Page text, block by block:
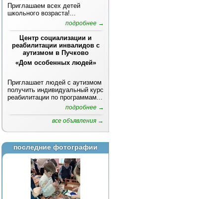
Приглашаем всех детей
школьного возраста!...
подробнее →
Центр социализации и
реабилитации инвалидов с
аутизмом в Пучково
«Дом особенных людей»
Приглашает людей с аутизмом
получить индивидуальный курс
реабилитации по программам...
подробнее →
все объявления →
последние фотографии